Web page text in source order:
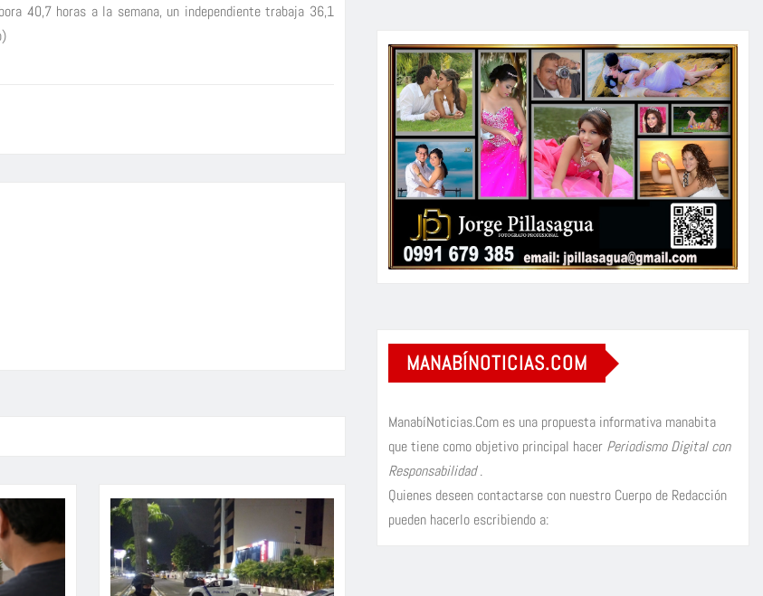
40,7 horas a la semana, un independiente trabaja 36,1
MANABÍNOTICIAS.COM
ManabíNoticias.Com es una propuesta informativa manabita
que tiene como objetivo principal hacer Periodismo Digital con
Responsabilidad.
Quienes deseen contactarse con nuestro Cuerpo de Redacción
pueden hacerlo escribiendo a: